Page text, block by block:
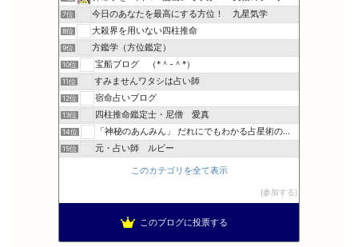
7位 今日のあなたを最高にする方位！ 九星気学
8位 大殺界を用いない四柱推命
9位 方鑑学（方位鑑定）
10位 宝船ブログ （*＾-＾*）
11位 すみませんワタシは占い師
12位 宿命占いブログ
13位 四柱推命鑑定士・尼僧 愛真
14位 「神秘のあんみん」 だれにでもわかる占星術の極意『サビアン…
15位 元・占い師 ルビー
このカテゴリを全て表示
参加する
このブログに投票する